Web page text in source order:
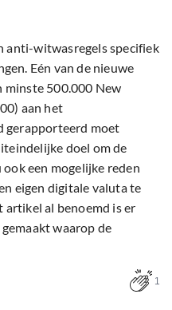
anti-witwasregels specifiek
Eén van de nieuwe
minste 500.000 New
aan het
gerapporteerd moet
doel om de
een mogelijke reden
eigen digitale valuta te
al benoemd is er
waarop de
1